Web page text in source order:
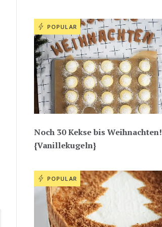
POPULAR
Noch 30 Kekse bis Weihnachten!
{Vanillekugeln}
POPULAR